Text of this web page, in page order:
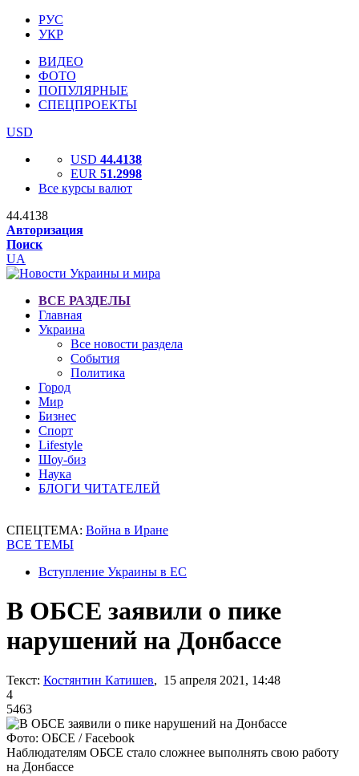
РУС
УКР
ВИДЕО
ФОТО
ПОПУЛЯРНЫЕ
СПЕЦПРОЕКТЫ
USD
USD 44.4138
EUR 51.2998
Все курсы валют
44.4138
Авторизация
Поиск
UA
ВСЕ РАЗДЕЛЫ
Главная
Украина
Все новости раздела
События
Политика
Город
Мир
Бизнес
Спорт
Lifestyle
Шоу-биз
Наука
БЛОГИ ЧИТАТЕЛЕЙ
СПЕЦТЕМА: Война в Иране
ВСЕ ТЕМЫ
Вступление Украины в ЕС
В ОБСЕ заявили о пике
нарушений на Донбассе
Текст: Костянтин Катишев, 15 апреля 2021, 14:48
4
5463
Фото: ОБСЕ / Facebook
Наблюдателям ОБСЕ стало сложнее выполнять свою работу
на Донбассе